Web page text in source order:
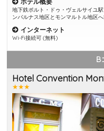
ホテル概要
地下鉄ポルト・ドゥ・ヴェルサイユ
ンパルナス地区とモンマルトル地区へ
インターネット
Wi-Fi接続可 (無料)
B
Hotel Convention
★★★